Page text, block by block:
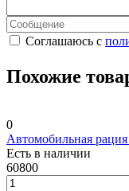
Соглашаюсь с
Похожие
0
Автомобильная
Есть в наличии
60800